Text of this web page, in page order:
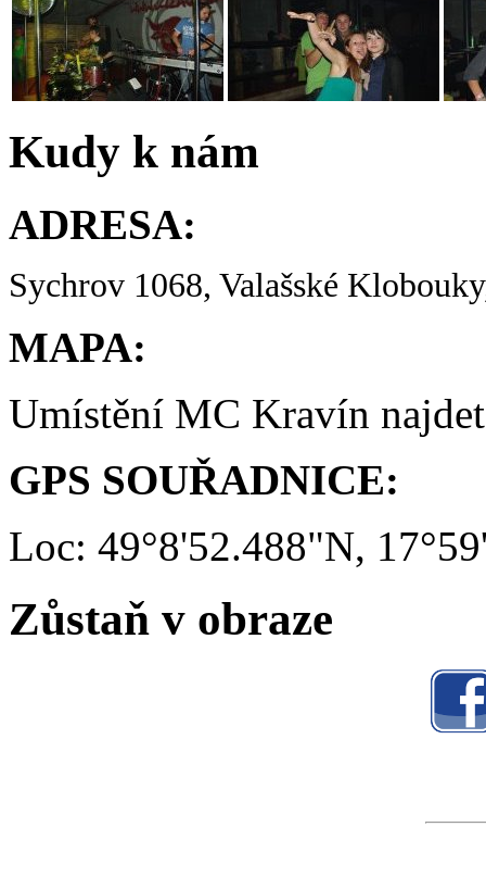
Kudy k nám
ADRESA:
Sychrov 1068, Valašské
MAPA:
Umístění MC Kravín
GPS SOUŘADNICE:
Loc: 49°8'52.488"N,
Zůstaň v obraze